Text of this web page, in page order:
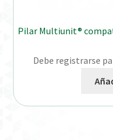
Pilar Multiunit®
Debe registrarse